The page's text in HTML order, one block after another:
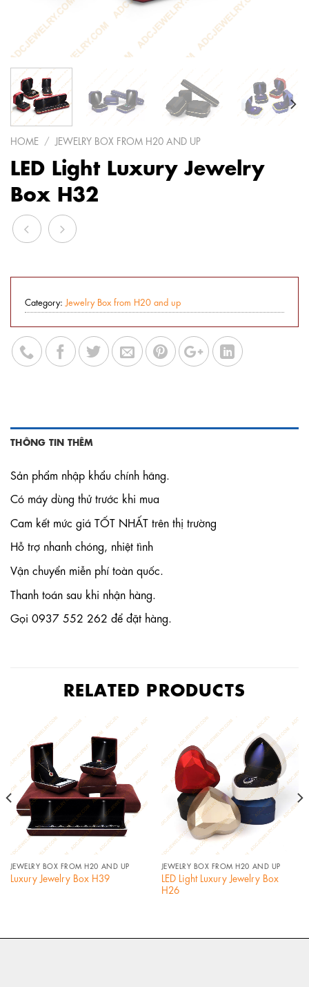
HOME / JEWELRY BOX FROM H20 AND UP
LED Light Luxury Jewelry
Box H32
Category: Jewelry Box from H20 and up
THÔNG TIN THÊM
Sản phẩm nhập khẩu chính hãng.
Có máy dùng thử trước khi mua
Cam kết mức giá TỐT NHẤT trên thị trường
Hỗ trợ nhanh chóng, nhiệt tình
Vận chuyển miễn phí toàn quốc.
Thanh toán sau khi nhận hàng.
Gọi 0937 552 262 để đặt hàng.
RELATED PRODUCTS
JEWELRY BOX FROM H20 AND UP
Luxury Jewelry Box H39
JEWELRY BOX FROM H20 AND UP
LED Light Luxury Jewelry Box
H26